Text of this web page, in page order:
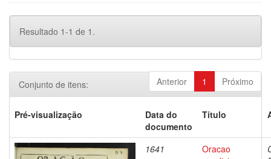
Resultado 1-1 de 1.
Anterior 1 Próximo
Conjunto de itens:
Pré-visualização
Data do
documento
Título
1641
Oracao